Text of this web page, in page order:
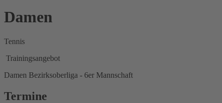
Damen
Tennis
Trainingsangebot
Damen Bezirksoberliga - 6er Mannschaft
Termine